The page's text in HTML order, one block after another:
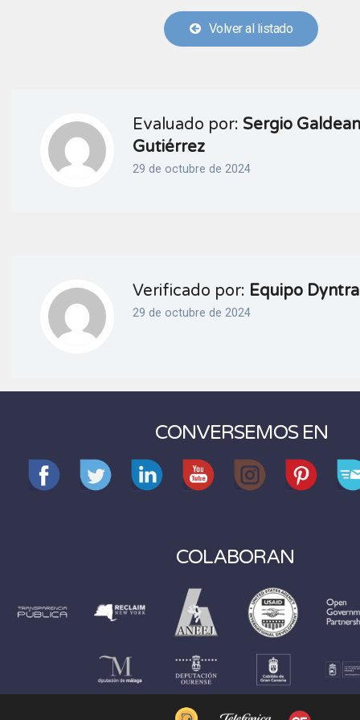
Volver al listado
Evaluado por: Sergio
Gutiérrez
29 de octubre de 2024
Verificado por: Equipo Dyntra
29 de octubre de 2024
CONVERSEMOS EN
COLABORAN